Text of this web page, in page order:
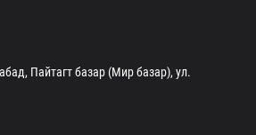
Пайтагт базар (Мир базар), ул.